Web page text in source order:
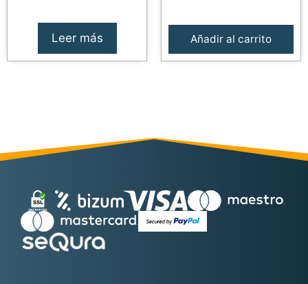
Leer más Añadir al carrito